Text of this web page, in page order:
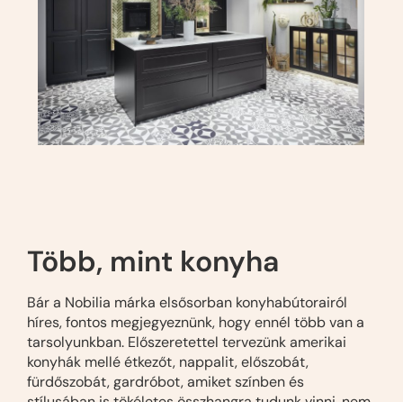
Több, mint konyha
Bár a Nobilia márka elsősorban konyhabútorairól
híres, fontos megjegyeznünk, hogy ennél több van a
tarsolyunkban. Előszeretettel tervezünk amerikai
konyhák mellé étkezőt, nappalit, előszobát,
fürdőszobát, gardróbot, amiket színben és